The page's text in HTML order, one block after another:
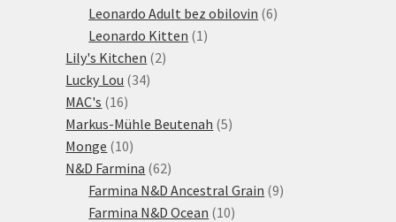
produktů
Leonardo Adult bez obilovin 66
Leonardo Kitten 1 1
Lily's Kitchen 22
Lucky Lou 3434
MAC's 1616
produktů
Markus-Mühle Beutenah 55
Monge 1010
produktů
N&D Farmina 6262
produktů
Farmina N&D Ancestral Grain 99
Farmina N&D Ocean 1010